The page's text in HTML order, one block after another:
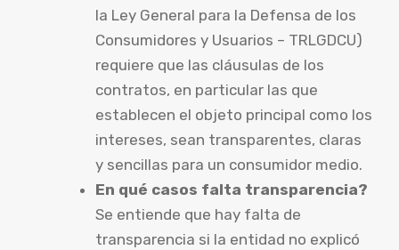
la Ley General para la Defensa de los
Consumidores y Usuarios – TRLGDCU)
requiere que las cláusulas de los
contratos, en particular las que
establecen el objeto principal como los
intereses, sean transparentes, claras
y sencillas para un consumidor medio.
En qué casos falta transparencia?
Se entiende que hay falta de
transparencia si la entidad no explicó